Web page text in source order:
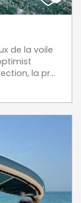
de la voile
la pr...